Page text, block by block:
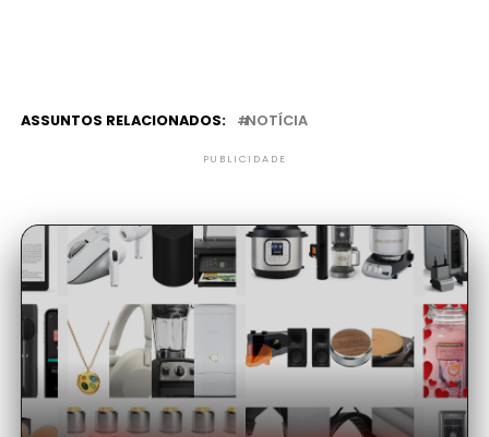
ASSUNTOS RELACIONADOS: NOTÍCIA
PUBLICIDADE